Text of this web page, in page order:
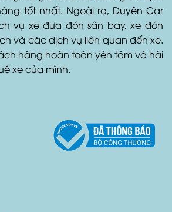
tốt nhất. Ngoài ra, Duyên Car
vụ xe đưa đón sân bay, xe đón
và các dịch vụ liên quan đến xe.
hàng hoàn toàn yên tâm và hài
xe của mình.